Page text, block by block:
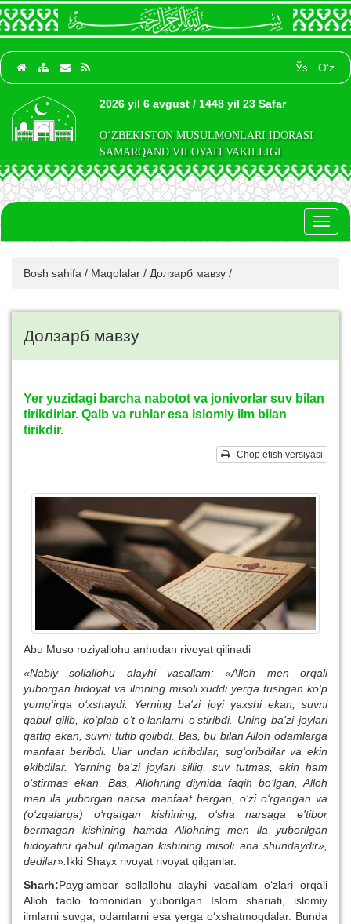
Ўз O‘z
2026 yil 6 avgust / 1448 yil 23 Safar
O‘ZBEKISTON MUSULMONLARI IDORASI
SAMARQAND VILOYATI VAKILLIGI
Bosh sahifa / Maqolalar / Долзарб мавзу /
Долзарб мавзу
Yer yuzidagi barcha nabotot va jonivorlar suv bilan
tirikdirlar. Qalb va ruhlar esa islomiy ilm bilan
tirikdir.
Chop etish versiyasi
Abu Muso roziyallohu anhudan rivoyat qilinadi
«Nabiy sollallohu alayhi vasallam: «Alloh men orqali
yuborgan hidoyat va ilmning misoli xuddi yerga tushgan ko‘p
yomg‘irga o‘xshaydi. Yerning ba'zi joyi yaxshi ekan, suvni
qabul qilib, ko‘plab o‘t-o‘lanlarni o‘stiribdi. Uning ba'zi joylari
qattiq ekan, suvni tutib qolibdi. Bas, bu bilan Alloh odamlarga
manfaat beribdi. Ular undan ichibdilar, sug‘oribdilar va ekin
ekibdilar. Yerning ba'zi joylari silliq, suv tutmas, ekin ham
o‘stirmas ekan. Bas, Allohning diynida faqih bo‘lgan, Alloh
men ila yuborgan narsa manfaat bergan, o‘zi o‘rgangan va
(o‘zgalarga) o‘rgatgan kishining, o‘sha narsaga e'tibor
bermagan kishining hamda Allohning men ila yuborilgan
hidoyatini qabul qilmagan kishining misoli ana shundaydir»,
dedilar». Ikki Shayx rivoyat rivoyat qilganlar.
Sharh:Payg‘ambar sollallohu alayhi vasallam o‘zlari orqali
Alloh taolo tomonidan yuborilgan Islom shariati, islomiy
ilmlarni suvga, odamlarni esa yerga o‘xshatmoqdalar. Bunda